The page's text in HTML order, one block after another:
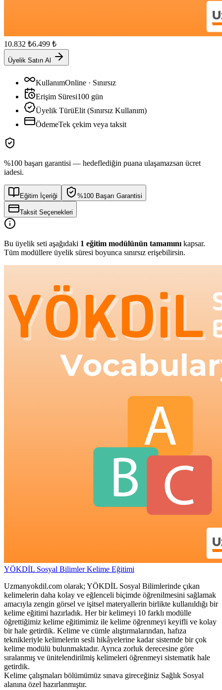
10.832 ₺6.499 ₺
Üyelik Satın Al
KullanımOnline · Sınırsız
Erişim Süresi100 gün
Üyelik TürüElit (Sınırsız Kullanım)
ÖdemeTek çekim veya taksit
%100 başarı garantisi — hedeflediğin puana ulaşamazsan ücret
iadesi.
Eğitim İçeriği %100 Başarı Garantisi
Taksit Seçenekleri
Bu üyelik seti aşağıdaki 1 eğitim modülünün tamamını kapsar.
Tüm modüllere üyelik süresi boyunca sınırsız erişebilirsin.
YÖKDİL Sosyal Bilimler Kelime Eğitimi
Uzmanyokdil.com olarak; YÖKDİL Sosyal Bilimlerinde çıkan
kelimelerin daha kolay ve eğlenceli biçimde öğrenilmesini sağlamak
amacıyla zengin görsel ve işitsel materyallerin birlikte kullanıldığı bir
kelime eğitimi hazırladık. Her bir kelimeyi 10 farklı modülle
öğrettiğimiz kelime eğitimimiz ile kelime öğrenmeyi keyifli ve kolay
bir hale getirdik. Kelime ve cümle alıştırmalarından, hafıza
teknikleriyle kelimelerin sesli hikâyelerine kadar sistemde bir çok
kelime modülü bulunmaktadır. Ayrıca zorluk derecesine göre
sıralanmış ve ünitelendirilmiş kelimeleri öğrenmeyi sistematik hale
getirdik.
Kelime çalışmaları bölümümüz sınava gireceğiniz Sağlık Sosyal
alanına özel hazırlanmıştır.